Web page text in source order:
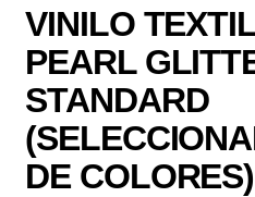
VINILO
PEARL
STANDARD
DE COLORES)